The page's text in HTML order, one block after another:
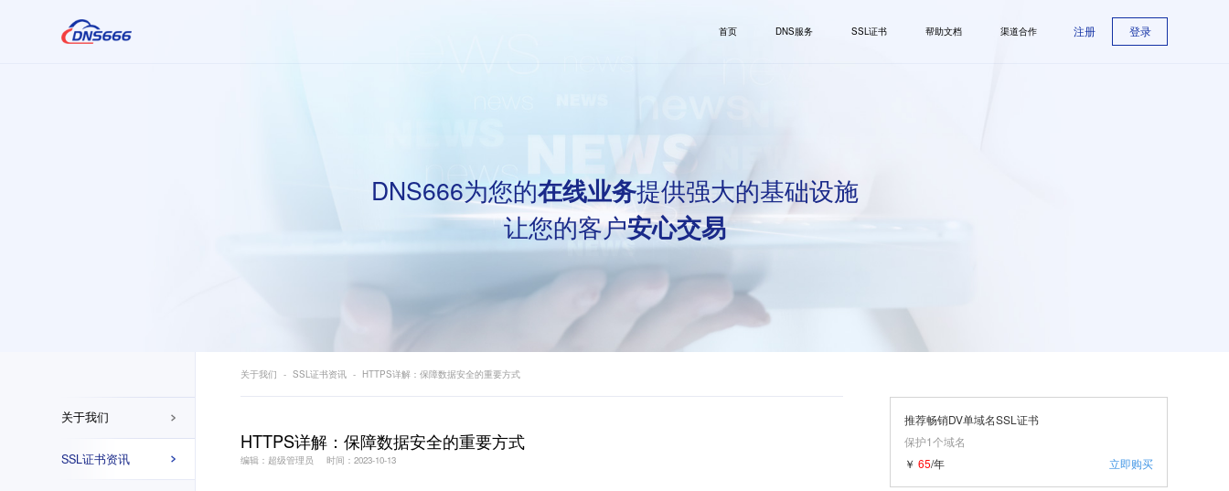
首页 DNS服务 SSL证书 帮助文档 渠道合作 注册 登录
DNS666为您的在线业务提供强大的基础设施
让您的客户安心交易
关于我们
SSL证书资讯
关于我们 SSL证书资讯 HTTPS详解：保障数据安全的重要方式
HTTPS详解：保障数据安全的重要方式
编辑：超级管理员 时间：2023-10-13
推荐畅销DV单域名SSL证书
保护1个域名
立即购买
￥ 65/年